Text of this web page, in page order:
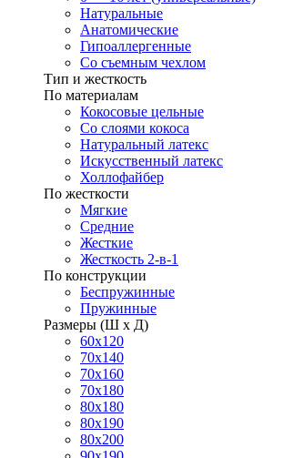
Натуральные
Анатомические
Гипоаллергенные
Со съемным чехлом
Тип и жесткость
По материалам
Кокосовые цельные
Со слоями кокоса
Натуральный латекс
Искусственный латекс
Холлофайбер
По жесткости
Мягкие
Средние
Жесткие
Жесткость 2-в-1
По конструкции
Беспружинные
Пружинные
Размеры (Ш х Д)
60х120
70х140
70х160
70х180
80х180
80х190
80х200